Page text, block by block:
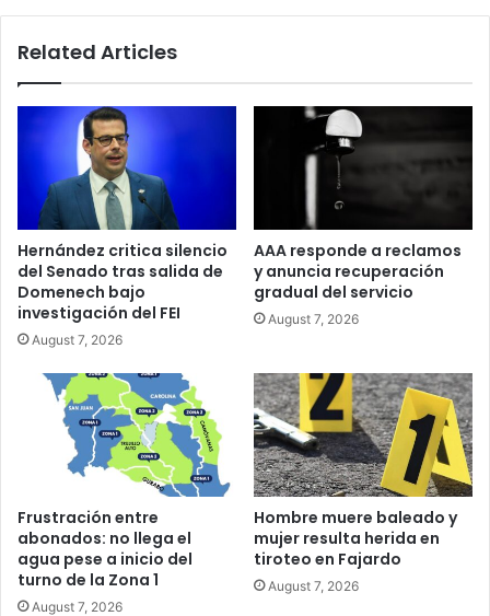
Related Articles
Hernández critica silencio
del Senado tras salida de
Domenech bajo
investigación del FEI
August 7, 2026
AAA responde a reclamos
y anuncia recuperación
gradual del servicio
August 7, 2026
Frustración entre
abonados: no llega el
agua pese a inicio del
turno de la Zona 1
August 7, 2026
Hombre muere baleado y
mujer resulta herida en
tiroteo en Fajardo
August 7, 2026